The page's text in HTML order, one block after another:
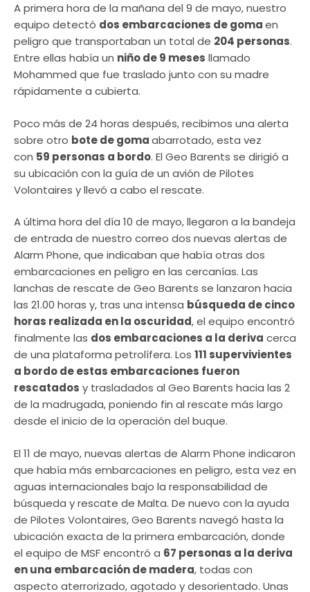
A primera hora de la mañana del 9 de mayo, nuestro
equipo detectó dos embarcaciones de gomaen
peligro que transportaban un total de 204 personas.
Entre ellas había un niño de 9 meses llamado
Mohammed que fue traslado junto con su madre
rápidamente a cubierta.
Poco más de 24 horas después, recibimos una alerta
sobre otro bote de gomaabarrotado, esta vez
con 59 personas a bordo. El Geo Barents se dirigió a
su ubicación con la guía de un avión de Pilotes
Volontaires y llevó a cabo el rescate.
A última hora del día 10 de mayo, llegaron a la bandeja
de entrada de nuestro correo dos nuevas alertas de
Alarm Phone, que indicaban que había otras dos
embarcaciones en peligro en las cercanías. Las
lanchas de rescate de Geo Barents se lanzaron hacia
las 21.00 horas y, tras una intensa búsqueda de cinco
horas realizada en la oscuridad, el equipo encontró
finalmente las dos embarcaciones a la deriva cerca
de una plataforma petrolífera. Los 111 supervivientes
a bordo de estas embarcaciones fueron
rescatados y trasladados al Geo Barents hacia las 2
de la madrugada, poniendo fin al rescate más largo
desde el inicio de la operación del buque.
El 11 de mayo, nuevas alertas de Alarm Phone indicaron
que había más embarcaciones en peligro, esta vez en
aguas internacionales bajo la responsabilidad de
búsqueda y rescate de Malta. De nuevo con la ayuda
de Pilotes Volontaires, Geo Barents navegó hasta la
ubicación exacta de la primera embarcación, donde
el equipo de MSF encontró a 67 personas a la deriva
en una embarcación de madera, todas con
aspecto aterrorizado, agotado y desorientado. Unas